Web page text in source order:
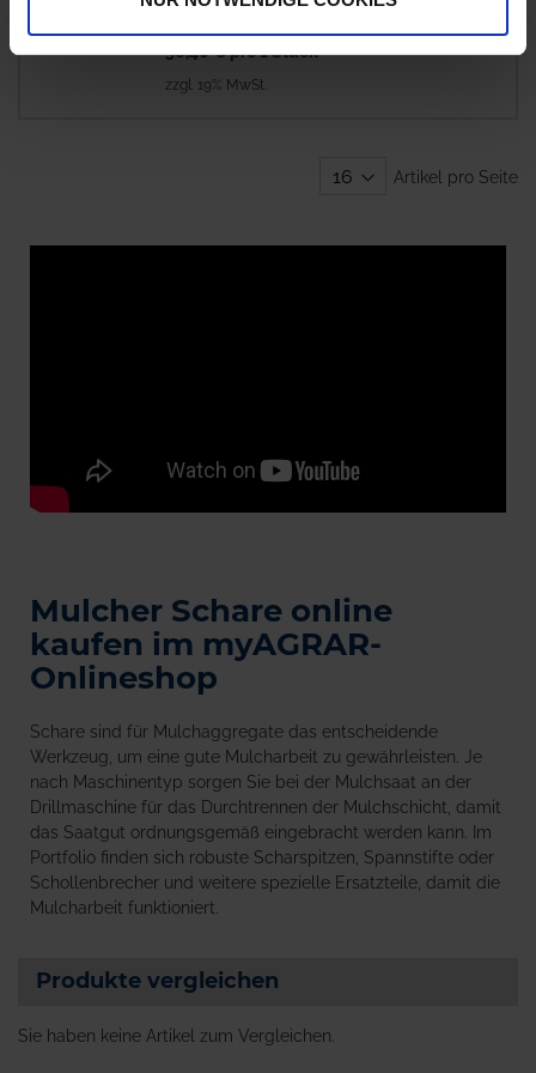
56,40 €pro 1 Stück
zzgl. 19% MwSt.
Artikel pro Seite
Mulcher Schare online
kaufen im myAGRAR-
Onlineshop
Schare sind für Mulchaggregate das entscheidende
Werkzeug, um eine gute Mulcharbeit zu gewährleisten. Je
nach Maschinentyp sorgen Sie bei der Mulchsaat an der
Drillmaschine für das Durchtrennen der Mulchschicht, damit
das Saatgut ordnungsgemäß eingebracht werden kann. Im
Portfolio finden sich robuste Scharspitzen, Spannstifte oder
Schollenbrecher und weitere spezielle Ersatzteile, damit die
Mulcharbeit funktioniert.
Produkte vergleichen
Sie haben keine Artikel zum Vergleichen.